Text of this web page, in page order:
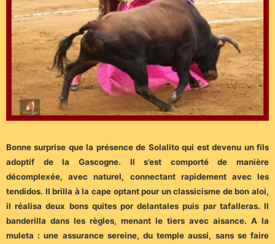
Bonne surprise que la présence de Solalito qui est devenu un fils
adoptif de la Gascogne. Il s’est comporté de manière
décomplexée, avec naturel, connectant rapidement avec les
tendidos. Il brilla à la cape optant pour un classicisme de bon aloi,
il réalisa deux bons quites por delantales puis par tafalleras. Il
banderilla dans les règles, menant le tiers avec aisance. A la
muleta : une assurance sereine, du temple aussi, sans se faire